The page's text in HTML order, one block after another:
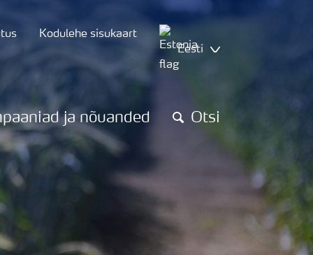
Kodulehe sisukaart
Eesti
ja nõuanded Otsi